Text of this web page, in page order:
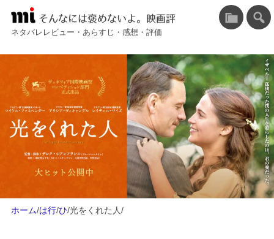
そんなには褒めないよ。映画評
ネタバレレビュー・あらすじ・感想・評価
ホーム/は行/ひ/光をくれた人/